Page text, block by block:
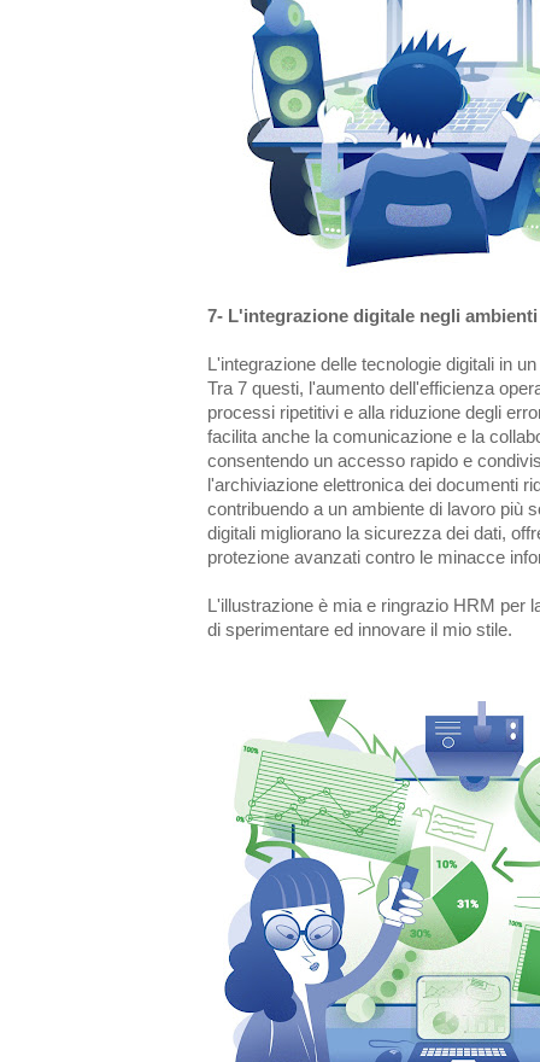
7- L'integrazione digitale negli
L'integrazione delle tecnologie digitali in
Tra 7 questi, l'aumento dell'efficienza
processi ripetitivi e alla riduzione degli
facilita anche la comunicazione e la
consentendo un accesso rapido e
l'archiviazione elettronica dei documenti
contribuendo a un ambiente di lavoro più
digitali migliorano la sicurezza dei dati,
protezione avanzati contro le minacce
L'illustrazione è mia e ringrazio HRM per
di sperimentare ed innovare il mio stile.